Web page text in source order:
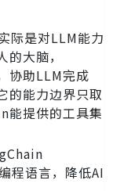
际是对LLM能力
大脑，
协助LLM完成
能力边界只取
能提供的工具集
程语言，降低AI